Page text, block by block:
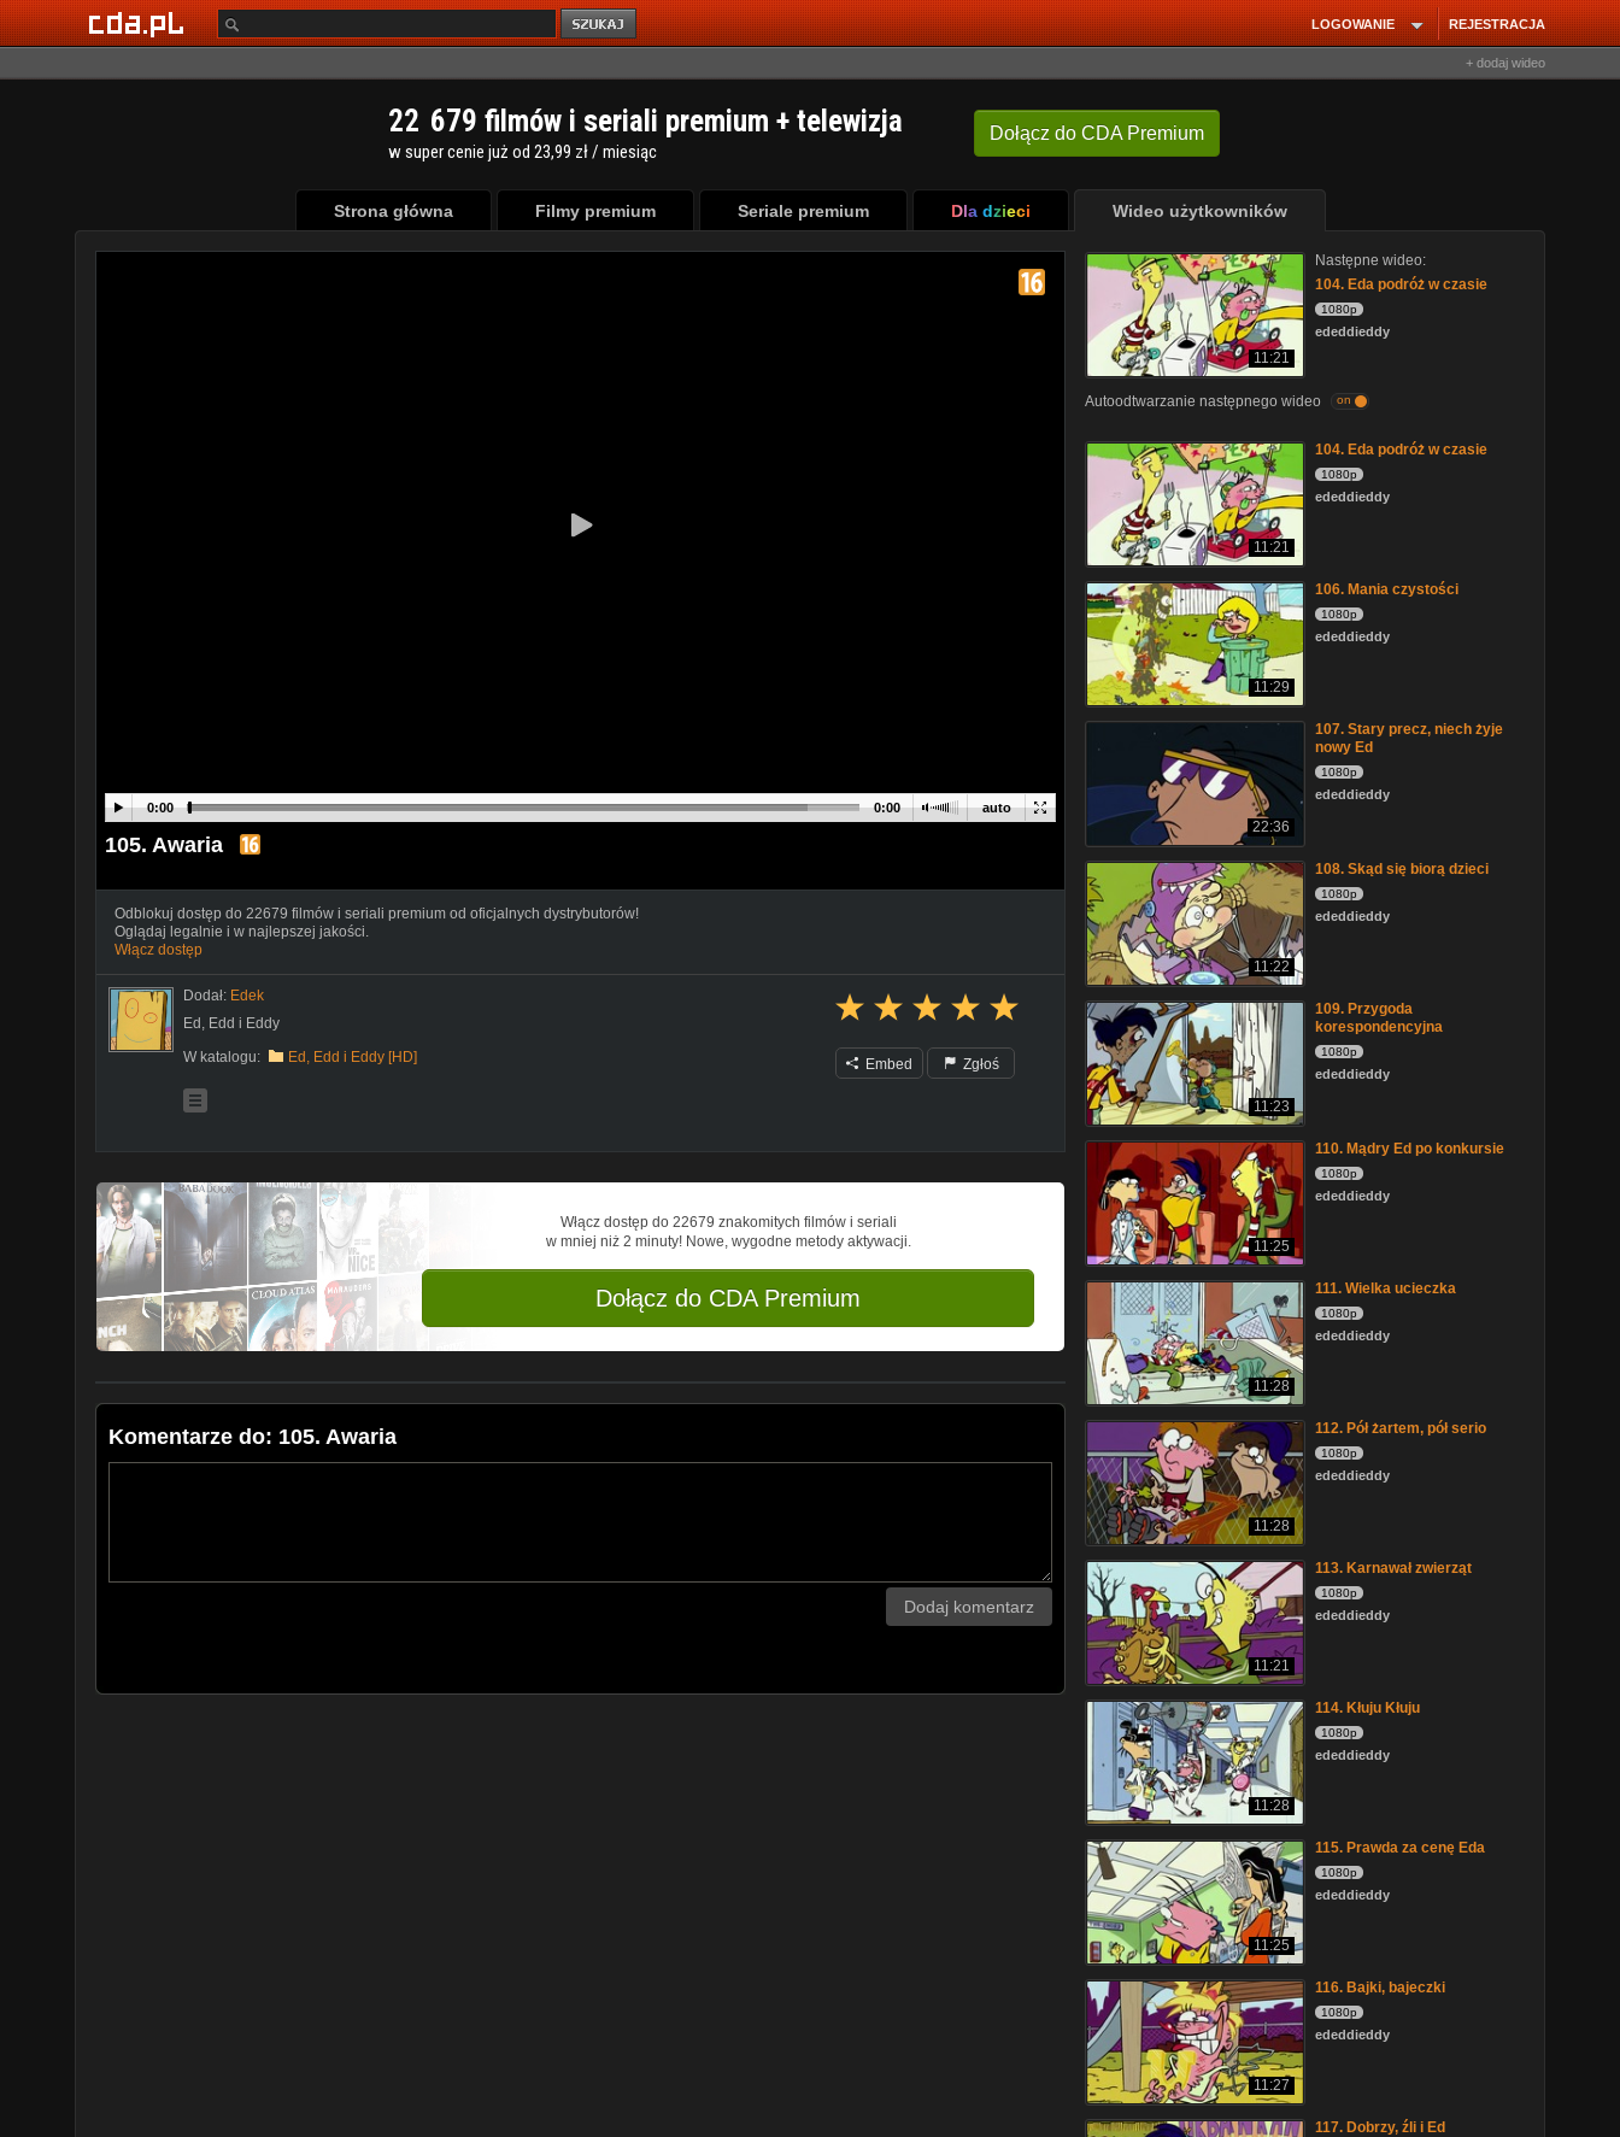
REJESTRACJA
LOGOWANIE
+ dodaj wideo
Dołącz do CDA Premium
22 679 filmów i seriali premium + telewizja
w super cenie już od 23,99 zł / miesiąc
Strona główna Filmy premium Seriale premium Dla dzieci Wideo użytkowników
auto
0:00 0:00
105. Awaria
Odblokuj dostęp do 22679 filmów i seriali premium od oficjalnych dystrybutorów!
Oglądaj legalnie i w najlepszej jakości.
Włącz dostęp
Dodał: Edek
Ed, Edd i Eddy
W katalogu:
Ed, Edd i Eddy [HD] Embed Zgłoś
Włącz dostęp do 22679 znakomitych filmów i seriali
w mniej niż 2 minuty! Nowe, wygodne metody aktywacji.
Dołącz do CDA Premium
Komentarze do: 105. Awaria
Dodaj komentarz
11:21
Następne wideo:
104. Eda podróż w czasie
1080p
ededdieddy
Autoodtwarzanie następnego wideo on
11:21
104. Eda podróż w czasie
1080p
ededdieddy
11:29
106. Mania czystości
1080p
ededdieddy
22:36
107. Stary precz, niech żyje
nowy Ed
1080p
ededdieddy
11:22
108. Skąd się biorą dzieci
1080p
ededdieddy
11:23
109. Przygoda
korespondencyjna
1080p
ededdieddy
11:25
110. Mądry Ed po konkursie
1080p
ededdieddy
11:28
111. Wielka ucieczka
1080p
ededdieddy
11:28
112. Pół żartem, pół serio
1080p
ededdieddy
11:21
113. Karnawał zwierząt
1080p
ededdieddy
11:28
114. Kłuju Kłuju
1080p
ededdieddy
11:25
115. Prawda za cenę Eda
1080p
ededdieddy
11:27
116. Bajki, bajeczki
1080p
ededdieddy
117. Dobrzy, źli i Ed